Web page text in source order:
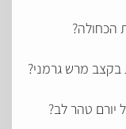
הכחולה?
בקצב מרש גרמני?
יורם טהר לב?